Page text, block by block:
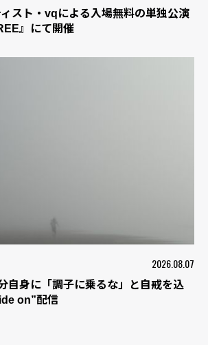
スト・vqによる入場無料の単独公演
』にて開催
2026.08.07
自身に「調子に乗るな」と自戒を込
on”配信